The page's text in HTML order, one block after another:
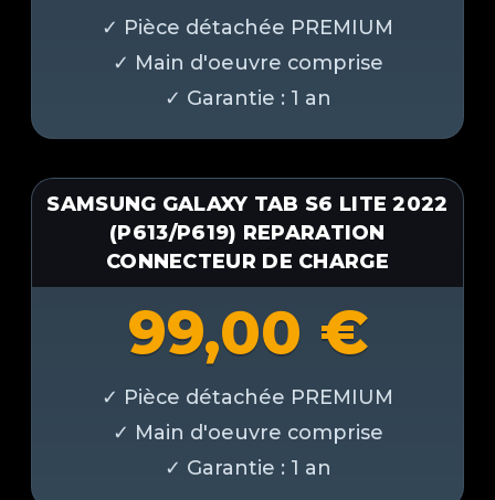
SAMSUNG GALAXY TAB S6 LITE 2022
(P613/P619) REPARATION
CONNECTEUR DE CHARGE
99,00 €